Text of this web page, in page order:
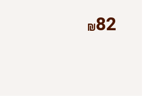
82